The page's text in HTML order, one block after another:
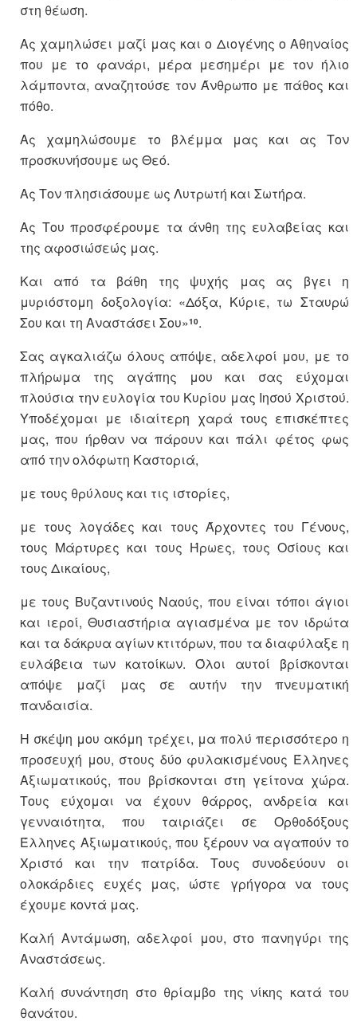
στη θέωση.
Ας χαμηλώσει μαζί μας και ο Διογένης ο Αθηναίος
που με το φανάρι, μέρα μεσημέρι με τον ήλιο
λάμποντα, αναζητούσε τον Άνθρωπο με πάθος και
πόθο.
Ας χαμηλώσουμε το βλέμμα μας και ας Τον
προσκυνήσουμε ως Θεό.
Ας Τον πλησιάσουμε ως Λυτρωτή και Σωτήρα.
Ας Του προσφέρουμε τα άνθη της ευλαβείας και
της αφοσιώσεώς μας.
Και από τα βάθη της ψυχής μας ας βγει η
μυριόστομη δοξολογία: «Δόξα, Κύριε, τω Σταυρώ
Σου και τη Αναστάσει Σου»10.
Σας αγκαλιάζω όλους απόψε, αδελφοί μου, με το
πλήρωμα της αγάπης μου και σας εύχομαι
πλούσια την ευλογία του Κυρίου μας Ιησού Χριστού.
Υποδέχομαι με ιδιαίτερη χαρά τους επισκέπτες
μας, που ήρθαν να πάρουν και πάλι φέτος φως
από την ολόφωτη Καστοριά,
με τους θρύλους και τις ιστορίες,
με τους λογάδες και τους Άρχοντες του Γένους,
τους Μάρτυρες και τους Ήρωες, τους Οσίους και
τους Δικαίους,
με τους Βυζαντινούς Ναούς, που είναι τόποι άγιοι
και ιεροί, Θυσιαστήρια αγιασμένα με τον ιδρώτα
και τα δάκρυα αγίων κτιτόρων, που τα διαφύλαξε η
ευλάβεια των κατοίκων. Όλοι αυτοί βρίσκονται
απόψε μαζί μας σε αυτήν την πνευματική
πανδαισία.
Η σκέψη μου ακόμη τρέχει, μα πολύ περισσότερο η
προσευχή μου, στους δύο φυλακισμένους Έλληνες
Αξιωματικούς, που βρίσκονται στη γείτονα χώρα.
Τους εύχομαι να έχουν θάρρος, ανδρεία και
γενναιότητα, που ταιριάζει σε Ορθοδόξους
Έλληνες Αξιωματικούς, που ξέρουν να αγαπούν το
Χριστό και την πατρίδα. Τους συνοδεύουν οι
ολοκάρδιες ευχές μας, ώστε γρήγορα να τους
έχουμε κοντά μας.
Καλή Αντάμωση, αδελφοί μου, στο πανηγύρι της
Αναστάσεως.
Καλή συνάντηση στο θρίαμβο της νίκης κατά του
θανάτου.